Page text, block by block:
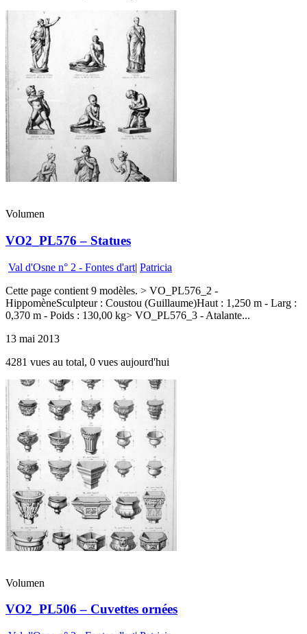
Volumen
VO2_PL576 – Statues
Val d'Osne n° 2 - Fontes d'art| Patricia
Cette page contient 9 modèles. > VO_PL576_2 -
HippomèneSculpteur : Coustou (Guillaume)Haut : 1,250 m - Larg :
0,370 m - Poids : 130,00 kg> VO_PL576_3 - Atalante...
13 mai 2013
4281 vues au total, 0 vues aujourd'hui
Volumen
VO2_PL506 – Cuvettes ornées